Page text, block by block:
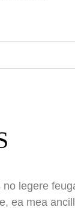
legere
ea mea